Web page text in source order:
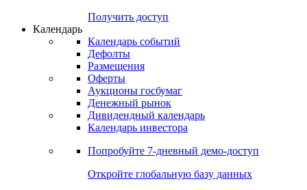
Получить доступ
Календарь
Календарь событий
Дефолты
Размещения
Оферты
Аукционы госбумаг
Денежный рынок
Дивидендный календарь
Календарь инвестора
Попробуйте 7-дневный демо-доступ
Откройте глобальную базу данных